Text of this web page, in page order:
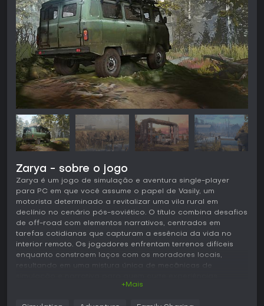
Zarya - sobre o jogo
Zarya é um jogo de simulação e aventura single-player
para PC em que você assume o papel de Vasily, um
motorista determinado a revitalizar uma vila rural em
declínio no cenário pós-soviético. O título combina desafios
de off-road com elementos narrativos, centrados em
tarefas cotidianas que capturam a essência da vida no
interior remoto. Os jogadores enfrentam terrenos difíceis
enquanto constroem laços com os moradores locais,
resultando em uma mistura única de mecânicas de
+Mais